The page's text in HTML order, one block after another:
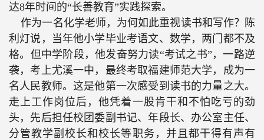
达8年时间的“长善教育”实践探索。
作为一名化学老师，为何如此重视读书和写作？陈
利灯说，当年他小学毕业考语文、数学，两门都不及
格。但中学阶段，他发奋努力读“考试之书”，一路逆
袭，考上尤溪一中，最终考取福建师范大学，成为一
名人民教师。这是他第一次感受到读书的力量之大。
走上工作岗位后，他凭着一股肯干和不怕吃亏的劲
头，先后担任校团委副书记、年段长、办公室主任、
分管教学副校长和校长等职务，并且都干得有声有